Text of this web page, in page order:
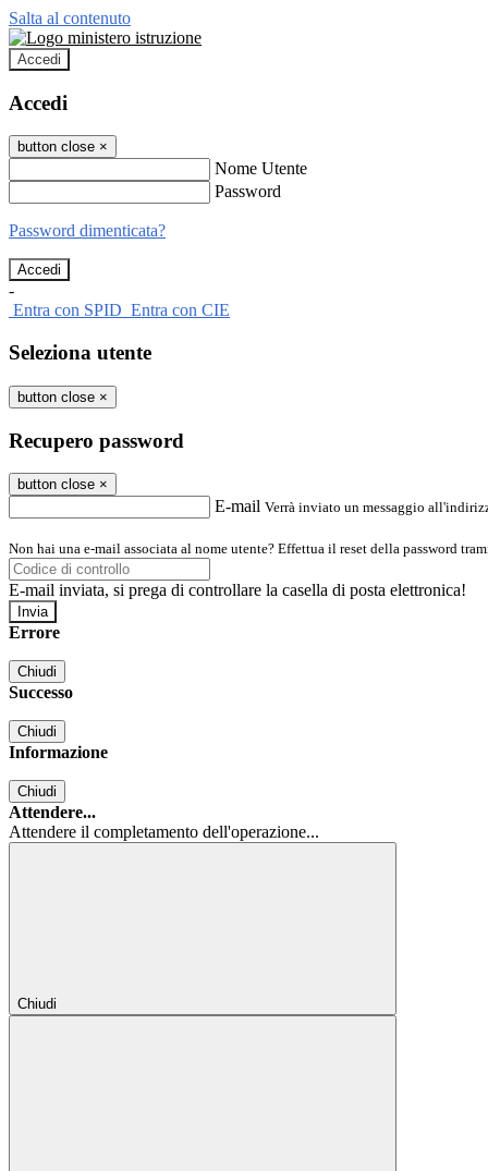
Salta al contenuto
Accedi
Accedi
button close ×
Nome Utente
Password
Password dimenticata?
-
Entra con SPID Entra con CIE
Seleziona utente
button close ×
Recupero password
button close ×
E-mail Verrà inviato un messaggio
Non hai una e-mail associata al nome utente? Effettua il reset della password
E-mail inviata, si prega di controllare la casella di posta elettronica!
Errore
Chiudi
Successo
Chiudi
Informazione
Chiudi
Attendere...
Attendere il completamento dell'operazione...
Chiudi